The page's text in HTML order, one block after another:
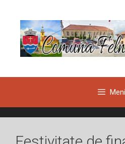
conținut